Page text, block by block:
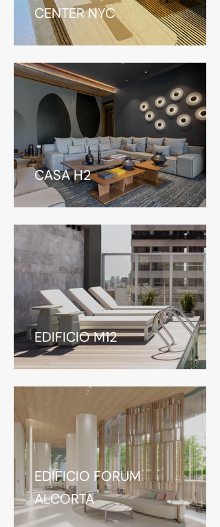
CENTER NYC
CASA H2
EDIFICIO M12
EDIFICIO FORUM
ALCORTA